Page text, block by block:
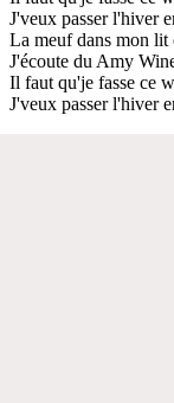
J'veux passer l'hiver
La meuf dans mon lit
J'écoute du Amy
Il faut qu'je fasse ce
J'veux passer l'hiver